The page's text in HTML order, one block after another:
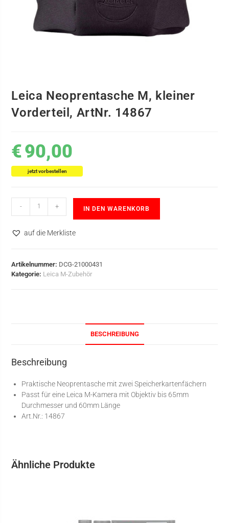
Leica Neoprentasche M, kleiner
Vorderteil, ArtNr. 14867
€90,00
jetzt vorbestellen
- + IN DEN WARENKORB
auf die Merkliste
Artikelnummer: DCG-21000431
Kategorie: Leica M-Zubehör
BESCHREIBUNG
Beschreibung
Praktische Neoprentasche mit zwei Speicherkartenfächern
Passt für eine Leica M-Kamera mit Objektiv bis 65mm
Durchmesser und 60mm Länge
Art.Nr.: 14867
Ähnliche Produkte